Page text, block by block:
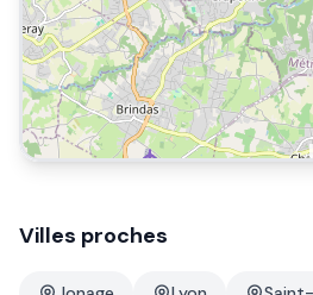
Villes proches